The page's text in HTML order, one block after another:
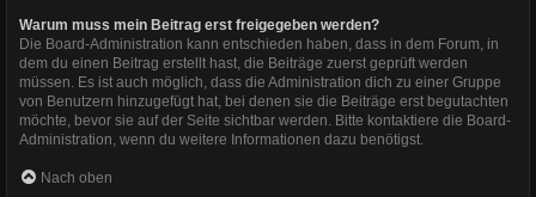
Warum muss mein Beitrag erst freigegeben werden?
Die Board-Administration kann entschieden haben, dass in dem Forum, in
dem du einen Beitrag erstellt hast, die Beiträge zuerst geprüft werden
müssen. Es ist auch möglich, dass die Administration dich zu einer Gruppe
von Benutzern hinzugefügt hat, bei denen sie die Beiträge erst begutachten
möchte, bevor sie auf der Seite sichtbar werden. Bitte kontaktiere die Board-
Administration, wenn du weitere Informationen dazu benötigst.
Nach oben